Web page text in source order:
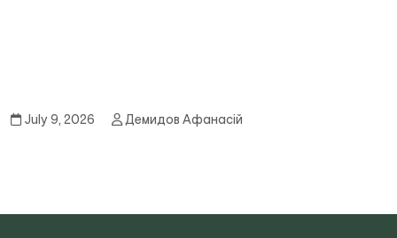
July 9, 2026 Демидов Афанасій